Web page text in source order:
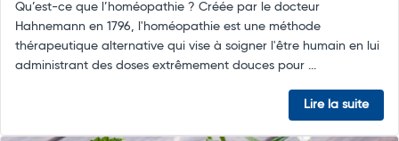
Qu’est-ce que l’homéopathie ? Créée par le docteur
Hahnemann en 1796, l'homéopathie est une méthode
thérapeutique alternative qui vise à soigner l'être humain en lui
administrant des doses extrêmement douces pour ...
Lire la suite